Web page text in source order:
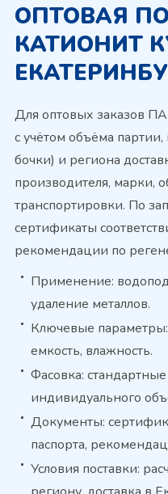
ОПТОВАЯ
КАТИОНИТ
Для оптовых заказов
с учётом объёма
бочки) и региона
производителя, марки,
транспортировки. По
сертификаты
рекомендации по
Применение:
удаление металлов.
Ключевые
емкость, влажность.
Фасовка:
индивидуального
Документы:
паспорта,
Условия поставки: